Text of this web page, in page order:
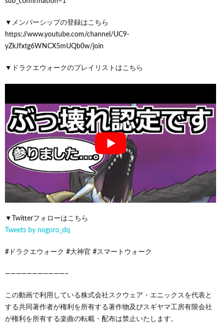
▼メンバーシップの登録はこちら
https://www.youtube.com/channel/UC9-
yZkJfxtg6WNCX5mUQb0w/join
▼ドラクエウォークのプレイリストはこちら
▼Twitterフォローはこちら
Tweets by nogoro_dq
#ドラクエウォーク #大神官 #スマートウォーク
———————————–
この動画で利用している株式会社スクウェア・エニックスを代表と
する共同著作者が権利を所有する著作物及びスギヤマ工房有限会社
が権利を所有する楽曲の転載・配布は禁止いたします。